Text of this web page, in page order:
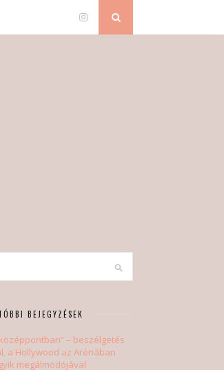
BEJEGYZÉSEK
– beszélgetés
a Hollywood az Arénában
megálmodójával